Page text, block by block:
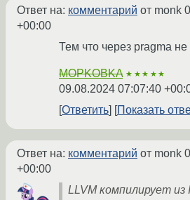
Ответ на: комментарий от monk
+00:00
Тем что через pragma не
MOPKOBKA ★★★★★
09.08.2024 07:07:40
Ответить
Показать
Ответ на: комментарий от monk
+00:00
LLVM компилирует